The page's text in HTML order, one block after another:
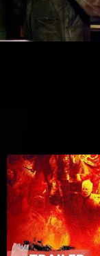
Halloween: El
comienzo